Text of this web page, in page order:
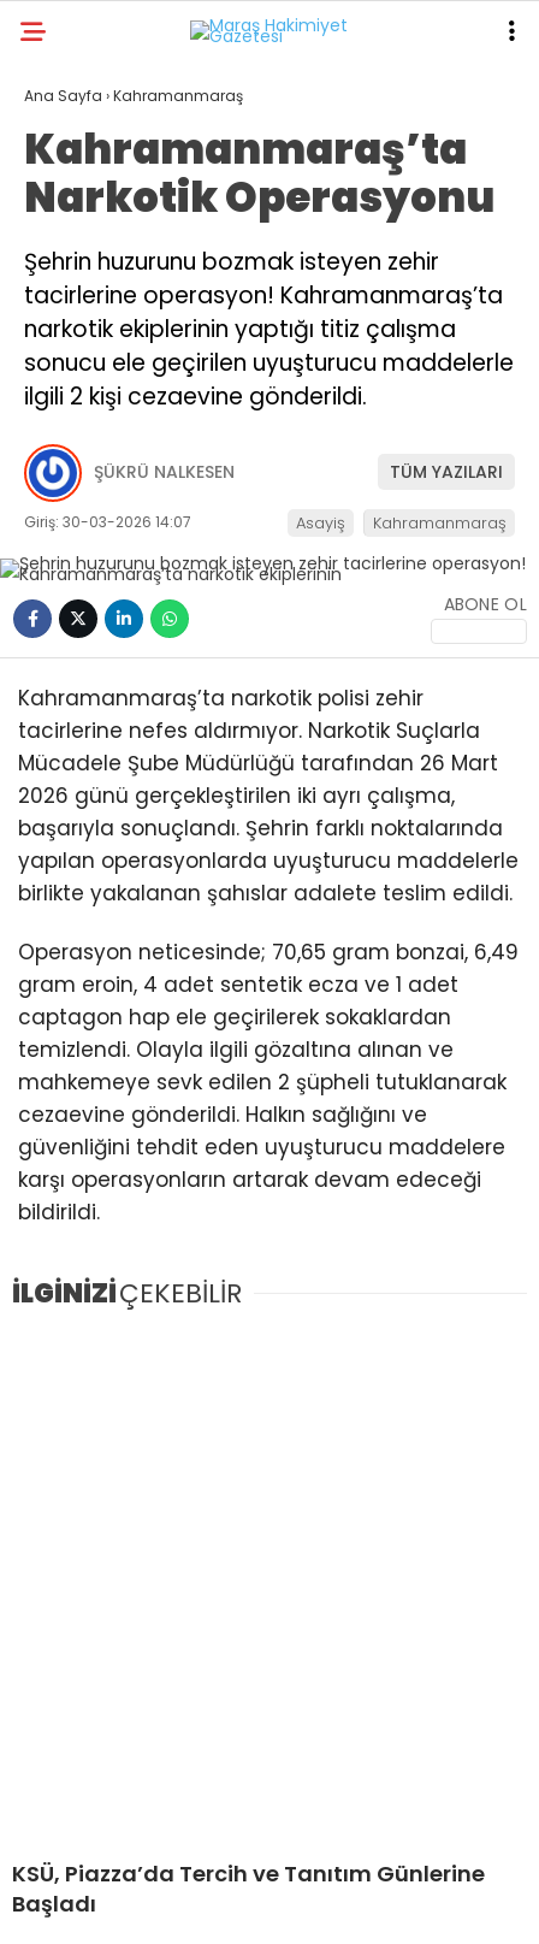
WhatsApp
İhbar Hattı
GALERİ
ANA SAYFA
KAHRAMANMARAŞ
GÜNDEM
EKONOMI
POLITIKA
DÜNYA
SPOR
SAĞLIK
KÜLTÜR/SANAT
Ana Sayfa ›Kahramanmaraş
Kahramanmaraş’ta
Narkotik Operasyonu
Şehrin huzurunu bozmak isteyen zehir
tacirlerine operasyon! Kahramanmaraş’ta
narkotik ekiplerinin yaptığı titiz çalışma
sonucu ele geçirilen uyuşturucu maddelerle
ilgili 2 kişi cezaevine gönderildi.
ŞÜKRÜ NALKESEN TÜM YAZILARI
Giriş: 30-03-2026 14:07 Asayiş Kahramanmaraş
ABONE OL
Kahramanmaraş’ta narkotik polisi zehir
tacirlerine nefes aldırmıyor. Narkotik Suçlarla
Mücadele Şube Müdürlüğü tarafından 26 Mart
2026 günü gerçekleştirilen iki ayrı çalışma,
başarıyla sonuçlandı. Şehrin farklı noktalarında
yapılan operasyonlarda uyuşturucu maddelerle
birlikte yakalanan şahıslar adalete teslim edildi.
Operasyon neticesinde; 70,65 gram bonzai, 6,49
gram eroin, 4 adet sentetik ecza ve 1 adet
captagon hap ele geçirilerek sokaklardan
temizlendi. Olayla ilgili gözaltına alınan ve
mahkemeye sevk edilen 2 şüpheli tutuklanarak
cezaevine gönderildi. Halkın sağlığını ve
güvenliğini tehdit eden uyuşturucu maddelere
karşı operasyonların artarak devam edeceği
bildirildi.
İLGİNİZİÇEKEBİLİR
KSÜ, Piazza’da Tercih ve Tanıtım Günlerine
Başladı